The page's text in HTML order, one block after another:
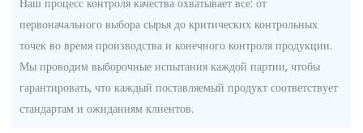
первоначального выбора сырья до критических контрольных
точек во время производства и конечного контроля продукции.
Мы проводим выборочные испытания каждой партии, чтобы
гарантировать, что каждый поставляемый продукт соответствует
стандартам и ожиданиям клиентов.